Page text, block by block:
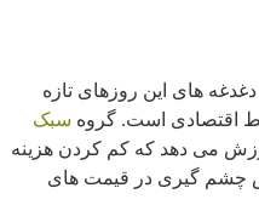
های این روزهای تازه
اقتصادی است. گروه سبک
می دهد که کم کردن هزینه
چشم گیری در قیمت های